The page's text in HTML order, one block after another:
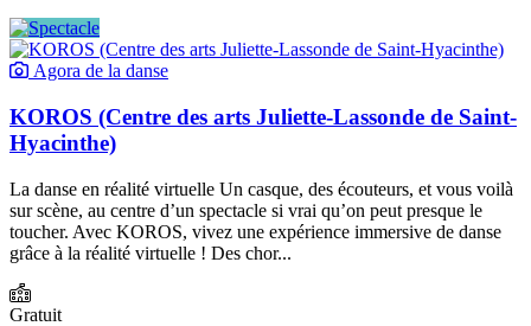
Agora de la danse
KOROS (Centre des arts Juliette-Lassonde de Saint-
Hyacinthe)
La danse en réalité virtuelle Un casque, des écouteurs, et vous voilà
sur scène, au centre d’un spectacle si vrai qu’on peut presque le
toucher. Avec KOROS, vivez une expérience immersive de danse
grâce à la réalité virtuelle ! Des chor...
Gratuit